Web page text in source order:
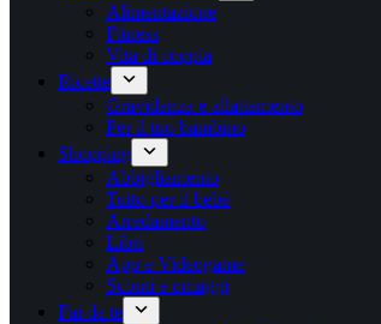
Alimentazione
Fitness
Vita di coppia
Ricette
Gravidanza e allattamento
Per il tuo bambino
Shopping
Abbigliamento
Tutto per il bebè
Arredamento
Libri
App e Videogame
Sconti e omaggi
Fai da te